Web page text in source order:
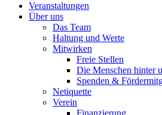
Veranstaltungen
Über uns
Das Team
Haltung und Werte
Mitwirken
Freie Stellen
Die Menschen hinter
Spenden &
Netiquette
Verein
Finanzierung